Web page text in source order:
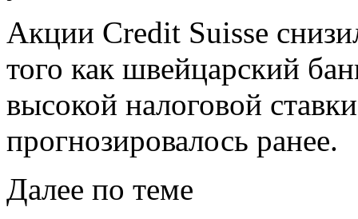
Акции Credit Suisse
того как швейцарский
высокой налоговой
прогнозировалось ранее.
Далее по теме